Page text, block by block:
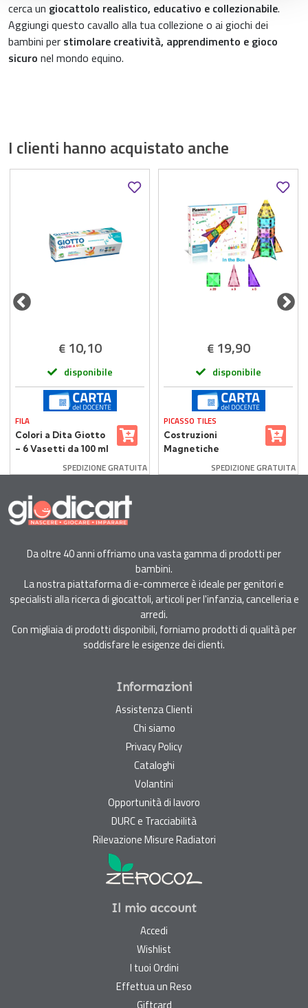
cerca un giocattolo realistico, educativo e collezionabile.
Aggiungi questo cavallo alla tua collezione o ai giochi dei
bambini per stimolare creatività, apprendimento e gioco
sicuro nel mondo equino.
I clienti hanno acquistato anche
€ 10,10
disponibile
FILA
Colori a Dita Giotto
– 6 Vasetti da 100 ml
SPEDIZIONE GRATUITA
€ 19,90
disponibile
PICASSO TILES
Costruzioni
Magnetiche
Tiles 30 Piastrelle
SPEDIZIONE GRATUITA
Da oltre 40 anni offriamo una vasta gamma di prodotti per
bambini.
La nostra piattaforma di e-commerce è ideale per genitori e
specialisti alla ricerca di giocattoli, articoli per l'infanzia, cancelleria e
arredi.
Con migliaia di prodotti disponibili, forniamo prodotti di qualità per
soddisfare le esigenze dei clienti.
Informazioni
Assistenza Clienti
Chi siamo
Privacy Policy
Cataloghi
Volantini
Opportunità di lavoro
DURC e Tracciabilità
Rilevazione Misure Radiatori
Il mio account
Accedi
Wishlist
I tuoi Ordini
Effettua un Reso
Giftcard